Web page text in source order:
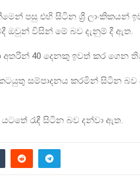
පසු එහි සිටින ශ්‍රී ලාංකිකයන්
ඔවුන් විසින් මේ බව දැනුම් දී ඇත.
40 දෙනකු ඉවත් කර ගෙන
සම්පාදනය කරමින් සිටින බව
රැඳී සිටින බව දන්වා ඇත.